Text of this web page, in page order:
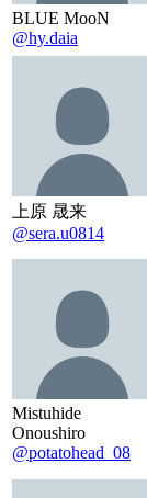
BLUE MooN
@hy.daia
上原 晟来
@sera.u0814
Mistuhide
Onoushiro
@potatohead_08